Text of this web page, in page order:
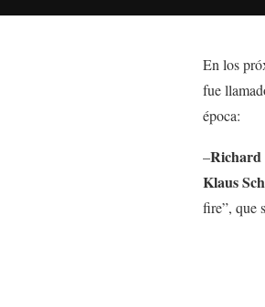
En los
fue
época:
–
Klaus
fire”, que